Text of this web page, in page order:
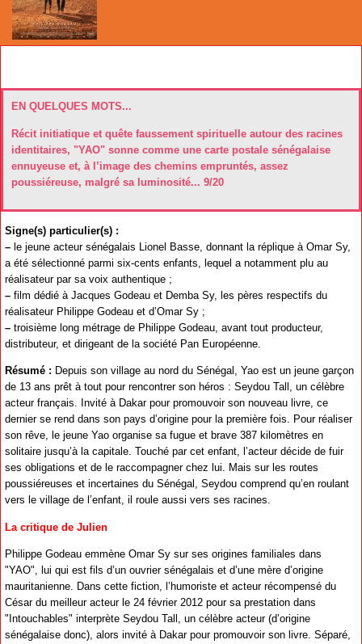
EN QUELQUES MOTS...
Récit initiatique et quête faussement spirituelle autour des racines
identitaires, "YAO" sonne comme une carte postale sénégalaise
ennuyeuse et, à l’image des chemins empruntés, assez
poussiéreuse, malgré sa luminosité... 9/20
Signe(s) particulier(s) :
– le jeune acteur sénégalais Lionel Basse, donnant la réplique à Omar Sy,
a été sélectionné parmi six-cents enfants, lequel a notamment plu au
réalisateur par sa voix authentique ;
– film dédié à Jacques Godeau et Demba Sy, les pères respectifs du
réalisateur Philippe Godeau et d’Omar Sy ;
– troisième long métrage de Philippe Godeau, avant tout producteur,
distributeur, et dirigeant de la société Pan Européenne.
Résumé : Depuis son village au nord du Sénégal, Yao est un jeune garçon
de 13 ans prêt à tout pour rencontrer son héros : Seydou Tall, un célèbre
acteur français. Invité à Dakar pour promouvoir son nouveau livre, ce
dernier se rend dans son pays d’origine pour la première fois. Pour réaliser
son rêve, le jeune Yao organise sa fugue et brave 387 kilomètres en
solitaire jusqu’à la capitale. Touché par cet enfant, l’acteur décide de fuir
ses obligations et de le raccompagner chez lui. Mais sur les routes
poussiéreuses et incertaines du Sénégal, Seydou comprend qu’en roulant
vers le village de l’enfant, il roule aussi vers ses racines.
La critique de Julien
Philippe Godeau emmène Omar Sy sur ses origines familiales dans
"YAO", lui qui est fils d’un ouvrier sénégalais et d’une mère d’origine
mauritanienne. Dans cette fiction, l’humoriste et acteur récompensé du
César du meilleur acteur le 24 février 2012 pour sa prestation dans
"Intouchables" interprète Seydou Tall, un célèbre acteur (d’origine
sénégalaise donc), alors invité à Dakar pour promouvoir son livre. Séparé,